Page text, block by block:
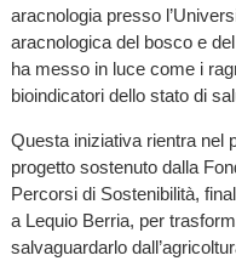
aracnologia presso
aracnologica del bosco e
ha messo in luce come i
bioindicatori dello stato di
Questa iniziativa rientra nel
progetto sostenuto dalla
Percorsi di Sostenibilità,
a Lequio Berria, per
salvaguardarlo